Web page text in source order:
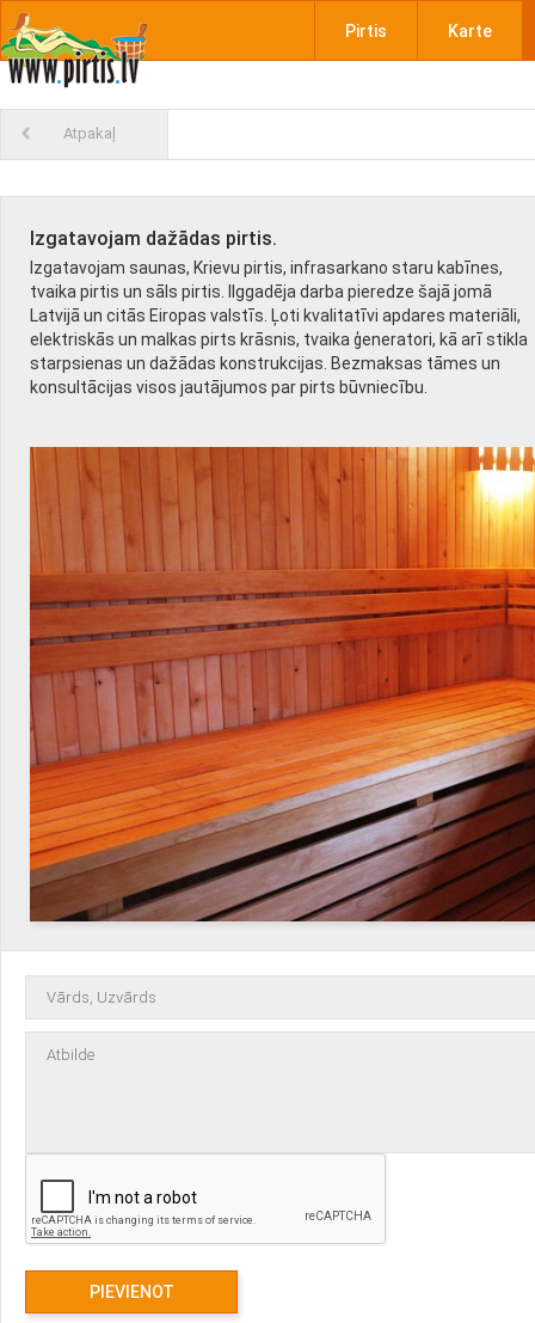
Pirtis Karte
Atpakaļ
Izgatavojam dažādas pirtis.
Izgatavojam saunas, Krievu pirtis, infrasarkano staru kabīnes,
tvaika pirtis un sāls pirtis. Ilggadēja darba pieredze šajā jomā
Latvijā un citās Eiropas valstīs. Ļoti kvalitatīvi apdares materiāli,
elektriskās un malkas pirts krāsnis, tvaika ģeneratori, kā arī stikla
starpsienas un dažādas konstrukcijas. Bezmaksas tāmes un
konsultācijas visos jautājumos par pirts būvniecību.